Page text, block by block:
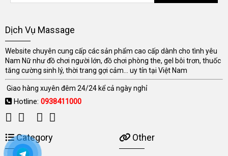
Dịch Vụ Massage
Website chuyên cung cấp các sản phẩm cao cấp dành cho tình yêu
Nam Nữ như đồ chơi người lớn, đồ chơi phòng the, gel bôi trơn, thuốc
tăng cường sinh lý, thời trang gợi cảm... uy tín tại Việt Nam
Giao hàng xuyên đêm 24/24 kể cả ngày nghỉ
Hotline: 0938411000
Category Other